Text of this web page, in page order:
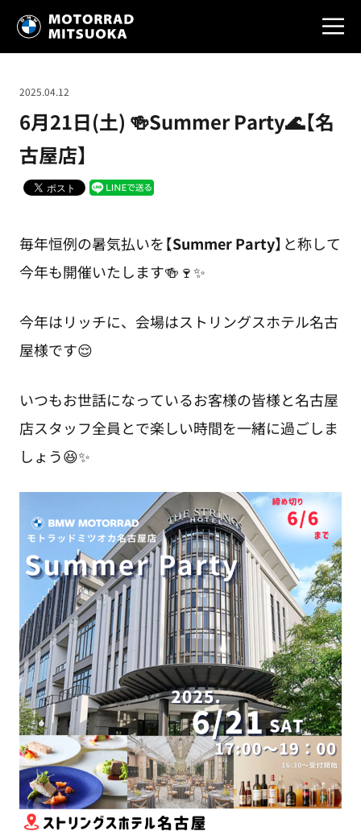
6月21日(土) 🍻Summer Party🌊【名
古屋店】
2025.04.12
毎年恒例の暑気払いを【Summer Party】と称して
今年も開催いたします🍻🍷✨
今年はリッチに、会場はストリングスホテル名古
屋様です😌
いつもお世話になっているお客様の皆様と名古屋
店スタッフ全員とで楽しい時間を一緒に過ごしま
しょう😆✨